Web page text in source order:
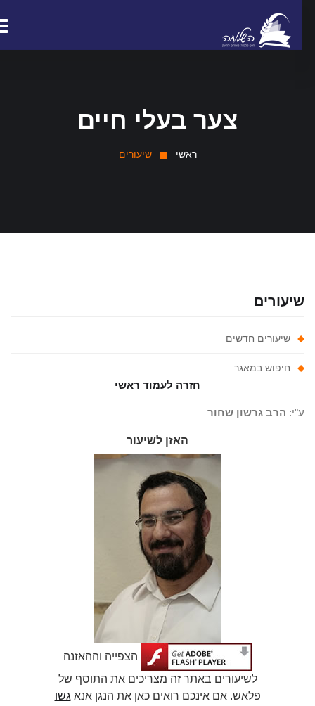
צער בעלי חיים
ראשי שיעורים
שיעורים חדשים
חיפוש במאגר
חזרה לעמוד ראשי
הרב גרשון שחור
האזן לשיעור
הצפייה וההאזנה
לשיעורים באתר זה מצריכים את התוסף של
פלאש. אם אינכם רואים כאן את הנגן אנאגשו